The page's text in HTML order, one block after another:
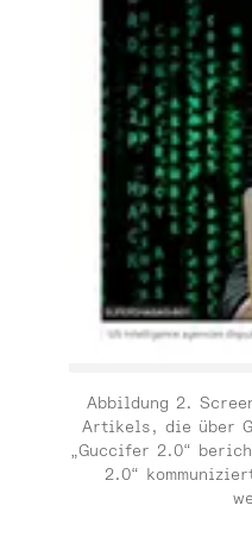
Abbildung 2.
Artikels, die über
„Guccifer 2.0“
2.0“